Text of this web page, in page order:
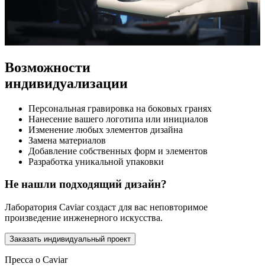
Возможности
индивидуализации
Персональная гравировка на боковых гранях
Нанесение вашего логотипа или инициалов
Изменение любых элементов дизайна
Замена материалов
Добавление собственных форм и элементов
Разработка уникальной упаковки
Не нашли подходящий дизайн?
Лаборатория Caviar создаст для вас неповторимое
произведение инженерного искусства.
Заказать индивидуальный проект
Пресса о Caviar